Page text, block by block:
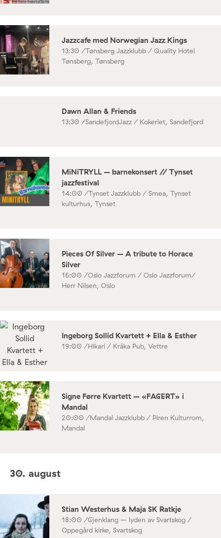
Jazzcafe med Norwegian Jazz Kings
13:30 /Tønsberg Jazzklubb / Quality Hotel
Tønsberg, Tønsberg
Dawn Allan & Friends
13:30 /SandefjordJazz / Kokeriet, Sandefjord
MiNiTRYLL – barnekonsert // Tynset
jazzfestival
14:00 /Tynset Jazzklubb / Smea, Tynset
kulturhus, Tynset
Pieces Of Silver – A tribute to Horace
Silver
16:00 /Oslo Jazzforum / Oslo Jazzforum/
Herr Nilsen, Oslo
Ingeborg Sollid Kvartett + Ella & Esther
19:00 /Hikari / Kråka Pub, Vettre
Signe Førre Kvartett – «FAGERT» i
Mandal
20:00 /Mandal Jazzklubb / Piren Kulturrom,
Mandal
30. august
Stian Westerhus & Maja SK Ratkje
18:00 /Gjenklang – lyden av Svartskog /
Oppegård kirke, Svartskog